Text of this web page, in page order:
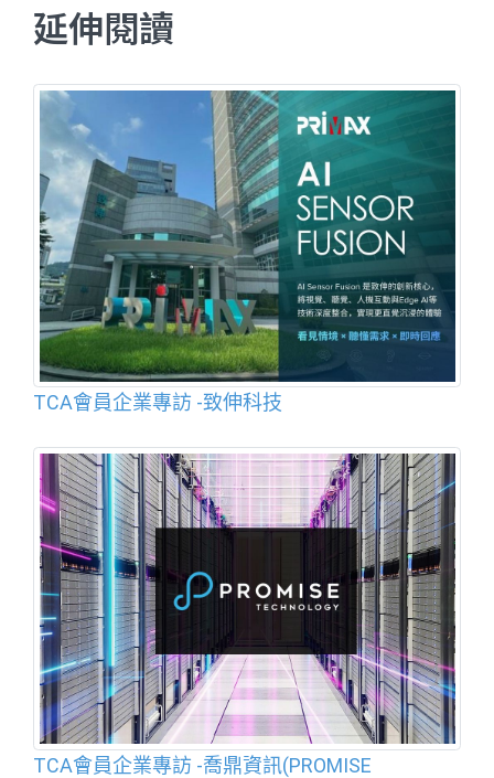
延伸閱讀
TCA會員企業專訪 -致伸科技
TCA會員企業專訪 -喬鼎資訊(PROMISE